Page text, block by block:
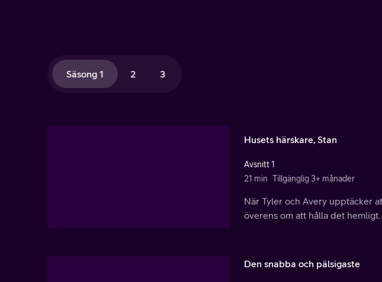
Säsong 1 2 3
Husets härskare, Stan
Avsnitt 1
21 min Tillgänglig 3+ månader
När Tyler och Avery upptäcker
överens om att hålla det hemligt.
Den snabba och pälsigaste